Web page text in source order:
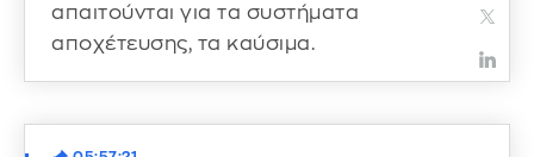
απαιτούνται για τα συστήματα
αποχέτευσης, τα καύσιμα.